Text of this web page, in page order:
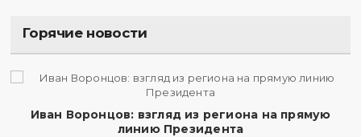
Горячие новости
Иван Воронцов: взгляд из региона на прямую
линию Президента